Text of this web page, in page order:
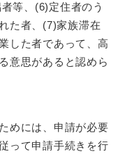
等、(6)定住者のう
た者、(7)家族滞在
した者であって、高
意思があると認めら
めには、申請が必要
って申請手続きを行